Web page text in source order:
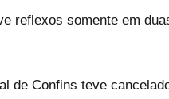
reflexos somente em
de Confins teve